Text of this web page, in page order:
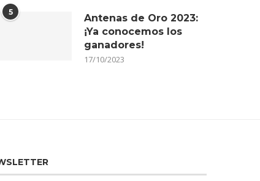
5
Antenas de Oro 2023:
¡Ya conocemos los
ganadores!
17/10/2023